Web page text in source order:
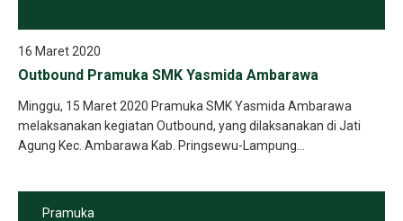
16 Maret 2020
Outbound Pramuka SMK Yasmida Ambarawa
Minggu, 15 Maret 2020 Pramuka SMK Yasmida Ambarawa
melaksanakan kegiatan Outbound, yang dilaksanakan di Jati
Agung Kec. Ambarawa Kab. Pringsewu-Lampung...
Pramuka